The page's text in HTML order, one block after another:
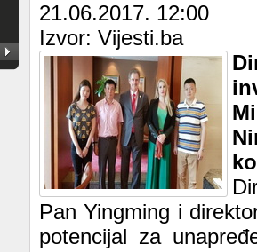
21.06.2017. 12:00
Izvor: Vijesti.ba
Pan Yingming i
potencijal za